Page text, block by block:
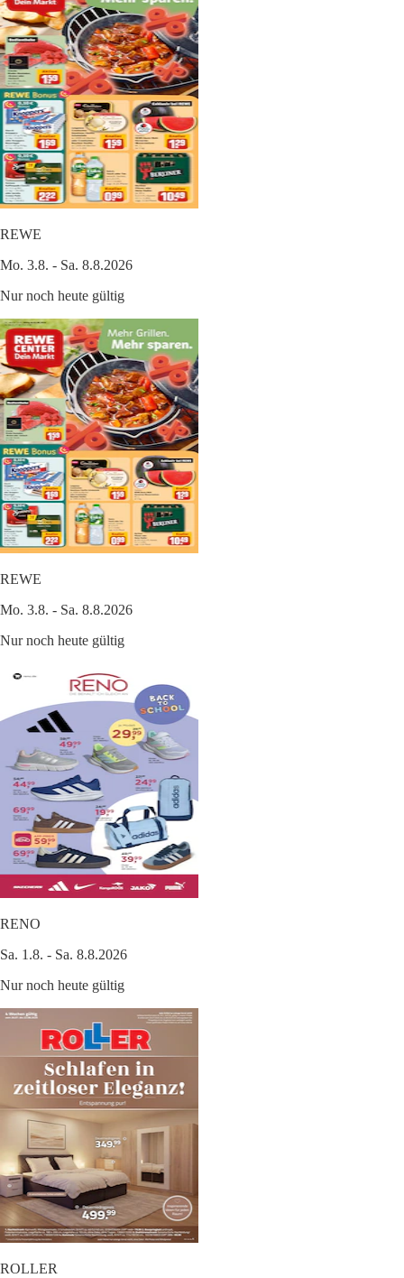
REWE
Mo. 3.8. - Sa. 8.8.2026
Nur noch heute gültig
REWE
Mo. 3.8. - Sa. 8.8.2026
Nur noch heute gültig
RENO
Sa. 1.8. - Sa. 8.8.2026
Nur noch heute gültig
ROLLER